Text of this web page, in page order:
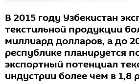
В 2015 году Узбекистан
текстильной продукции
миллиард долларов, а до
республике планируется
экспортный потенциал
индустрии более чем в 1,8